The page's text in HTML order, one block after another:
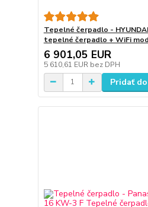
Tepelné čerpadlo -
tepelné čerpadlo + WiFi
6 901,05 EUR
5 610,61 EUR bez DPH
Pridať